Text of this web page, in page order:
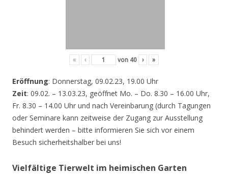
« ‹ von 40 › »
Eröffnung: Donnerstag, 09.02.23, 19.00 Uhr
Zeit: 09.02. – 13.03.23, geöffnet Mo. – Do. 8.30 – 16.00 Uhr,
Fr. 8.30 – 14.00 Uhr und nach Vereinbarung (durch Tagungen
oder Seminare kann zeitweise der Zugang zur Ausstellung
behindert werden – bitte informieren Sie sich vor einem
Besuch sicherheitshalber bei uns!
Vielfältige Tierwelt im heimischen Garten